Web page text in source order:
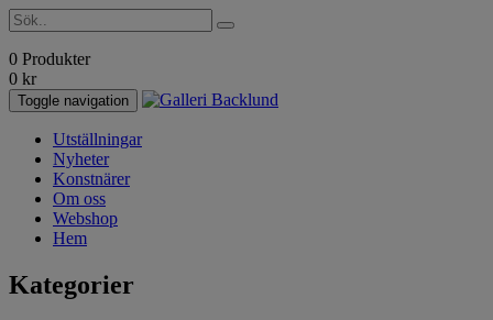
0 Produkter
0 kr
Toggle navigation
Utställningar
Nyheter
Konstnärer
Om oss
Webshop
Hem
Kategorier